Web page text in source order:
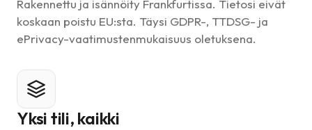
Rakennettu ja isännöity Frankfurtissa. Tietosi eivät
koskaan poistu EU:sta. Täysi GDPR-, TTDSG- ja
ePrivacy-vaatimustenmukaisuus oletuksena.
Yksi tili, kaikki